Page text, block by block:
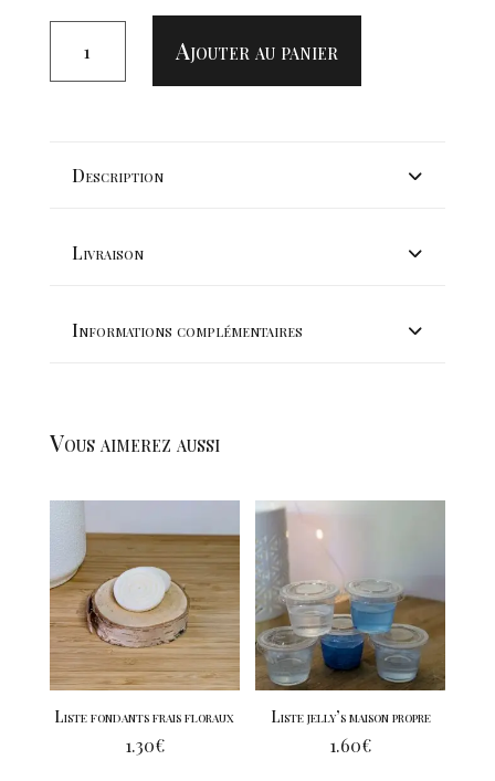
FONDANT
Ajouter au panier
Description
Livraison
Informations complémentaires
Vous aimerez aussi
Liste fondants frais floraux
1.30€
Liste jelly’s maison propre
1.60€